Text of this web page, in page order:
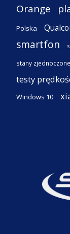
Orange
Polska
smartfon
stany zjednoczone
testy
Windows 10